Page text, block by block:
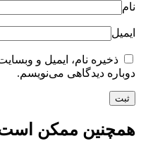
نام
ایمیل
ذخیره نام، ایمیل و
دوباره دیدگاهی می‌نویسم.
همچنین ممکن